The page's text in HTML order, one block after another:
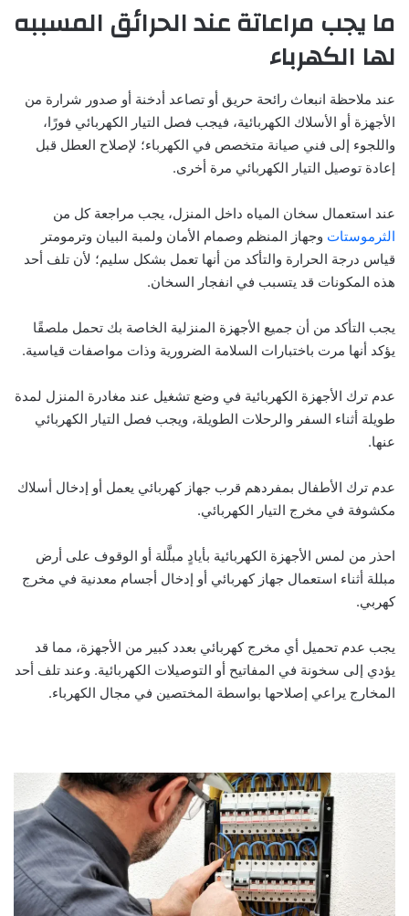
ما يجب مراعاتة عند الحرائق المسببه
لها الكهرباء
عند ملاحظة انبعاث رائحة حريق أو تصاعد أدخنة أو صدور شرارة من
الأجهزة أو الأسلاك الكهربائية، فيجب فصل التيار الكهربائي فورًا،
واللجوء إلى فني صيانة متخصص في الكهرباء؛ لإصلاح العطل قبل
إعادة توصيل التيار الكهربائي مرة أخرى.
عند استعمال سخان المياه داخل المنزل، يجب مراجعة كل من
الثرموستات وجهاز المنظم وصمام الأمان ولمبة البيان وترمومتر
قياس درجة الحرارة والتأكد من أنها تعمل بشكل سليم؛ لأن تلف أحد
هذه المكونات قد يتسبب في انفجار السخان.
يجب التأكد من أن جميع الأجهزة المنزلية الخاصة بك تحمل ملصقًا
يؤكد أنها مرت باختبارات السلامة الضرورية وذات مواصفات قياسية.
عدم ترك الأجهزة الكهربائية في وضع تشغيل عند مغادرة المنزل لمدة
طويلة أثناء السفر والرحلات الطويلة، ويجب فصل التيار الكهربائي
عنها.
عدم ترك الأطفال بمفردهم قرب جهاز كهربائي يعمل أو إدخال أسلاك
مكشوفة في مخرج التيار الكهربائي.
احذر من لمس الأجهزة الكهربائية بأيادٍ مبلَّلة أو الوقوف على أرض
مبللة أثناء استعمال جهاز كهربائي أو إدخال أجسام معدنية في مخرج
كهربي.
يجب عدم تحميل أي مخرج كهربائي بعدد كبير من الأجهزة، مما قد
يؤدي إلى سخونة في المفاتيح أو التوصيلات الكهربائية. وعند تلف أحد
المخارج يراعي إصلاحها بواسطة المختصين في مجال الكهرباء.